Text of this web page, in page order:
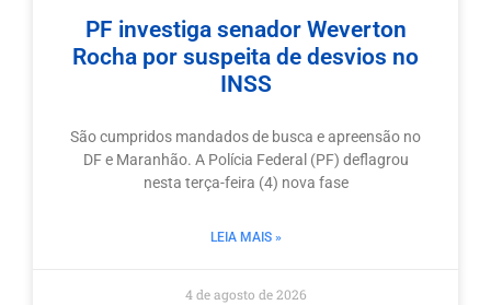
PF investiga senador Weverton
Rocha por suspeita de desvios no
INSS
São cumpridos mandados de busca e apreensão no
DF e Maranhão. A Polícia Federal (PF) deflagrou
nesta terça-feira (4) nova fase
LEIA MAIS »
4 de agosto de 2026